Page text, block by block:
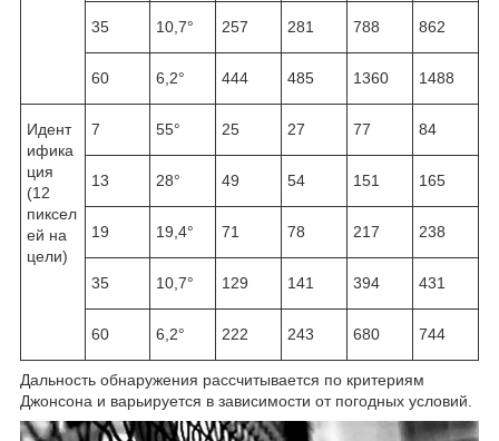
35 10,7° 257 281 788 862
60 6,2° 444 485 1360 1488
Идент
ифика
ция
(12
пиксел
ей на
цели)
7 55° 25 27 77 84
13 28° 49 54 151 165
19 19,4° 71 78 217 238
35 10,7° 129 141 394 431
60 6,2° 222 243 680 744
Дальность обнаружения рассчитывается по критериям
Джонсона и варьируется в зависимости от погодных условий.